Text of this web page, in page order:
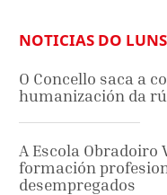
NOTICIAS DO LUNS
O Concello saca a
humanización da
A Escola Obradoiro
formación
desempregados